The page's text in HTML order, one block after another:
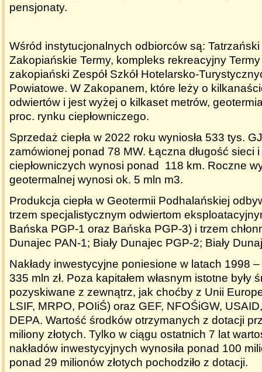
pensjonaty.
Wśród instytucjonalnych odbiorców są:
Zakopiańskie Termy, kompleks rekreacyjny
zakopiański Zespół Szkół Hotelarsko-
Powiatowe. W Zakopanem, które leży o
odwiertów i jest wyżej o kilkaset metrów,
proc. rynku ciepłowniczego.
Sprzedaż ciepła w 2022 roku wyniosła 533 tys.
zamówionej ponad 78 MW. Łączna długość sieci i
ciepłowniczych wynosi ponad 118 km. Roczne
geotermalnej wynosi ok. 5 mln m3.
Produkcja ciepła w Geotermii Podhalańskiej
trzem specjalistycznym odwiertom
Bańska PGP-1 oraz Bańska PGP-3) i trzem
Dunajec PAN-1; Biały Dunajec PGP-2; Biały
Nakłady inwestycyjne poniesione w latach 1998
335 mln zł. Poza kapitałem własnym istotne były
pozyskiwane z zewnątrz, jak choćby z Unii
LSIF, MRPO, POIiŚ) oraz GEF, NFOŚiGW,
DEPA. Wartość środków otrzymanych z dotacji
miliony złotych. Tylko w ciągu ostatnich 7 lat
nakładów inwestycyjnych wynosiła ponad 100
ponad 29 milionów złotych pochodziło z dotacji.